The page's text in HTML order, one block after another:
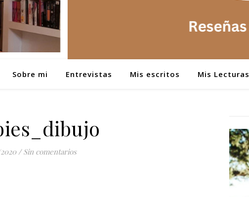
Sobre mi Entrevistas Mis escritos Mis Lecturas
/ Sin comentarios